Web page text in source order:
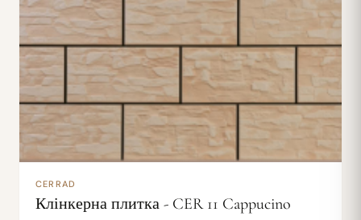
CERRAD
Клінкерна плитка - CER 11 Cappucino